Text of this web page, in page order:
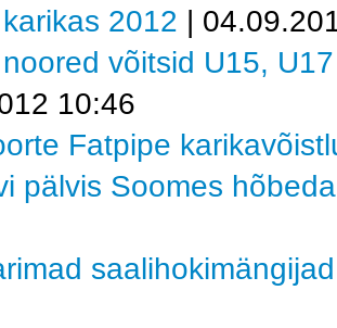
2012 |
võitsid U15,
10:46
Fatpipe
pälvis Soomes